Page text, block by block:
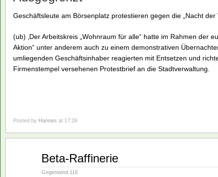
Geschäftsleute am Börsenplatz protestieren gegen die „Nacht der
(ub) ‚Der Arbeitskreis „Wohnraum für alle“ hatte im Rahmen der
Aktion“ unter anderem auch zu einem demonstrativen
umliegenden Geschäftsinhaber reagierten mit Entsetzen und
Firmenstempel versehenen Protestbrief an die Stadtverwaltung.
Posted by Hannes at 17:26
Beta-Raffinerie
Gegenwind 116